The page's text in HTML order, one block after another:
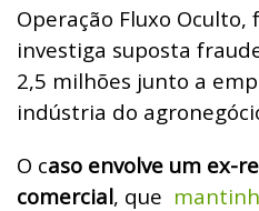
Operação Fluxo
investiga suposta
2,5 milhões junto a
indústria do
O caso envolve um ex-
comercial, que